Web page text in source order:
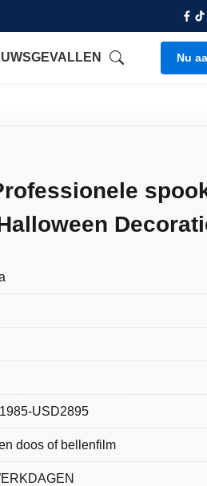
GEVALLEN Nu
USD2895
doos of bellenfilm